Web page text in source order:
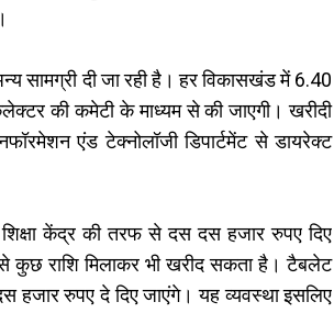
सामग्री दी जा रही है। हर विकासखंड में 6.40
की कमेटी के माध्यम से की जाएगी। खरीदी
एंड टेक्नोलॉजी डिपार्टमेंट से डायरेक्ट
केंद्र की तरफ से दस दस हजार रुपए दिए
राशि मिलाकर भी खरीद सकता है। टैबलेट
रुपए दे दिए जाएंगे। यह व्यवस्था इसलिए